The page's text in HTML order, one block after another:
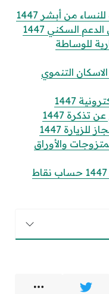
من أبشر 1447
السكني 1447
للوساطة
التنموي
1447
1447
1447
والأوراق
كيف احسب نقاطي في جدارة 1447 حساب نقاط